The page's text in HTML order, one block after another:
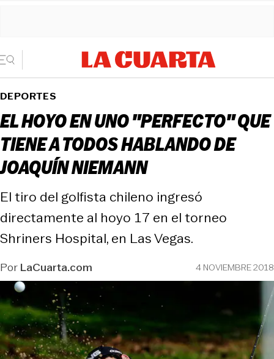
DEPORTES
EL HOYO EN UNO "PERFECTO" QUE
TIENE A TODOS HABLANDO DE
JOAQUÍN NIEMANN
El tiro del golfista chileno ingresó
directamente al hoyo 17 en el torneo
Shriners Hospital, en Las Vegas.
PorLaCuarta.com 4 NOVIEMBRE 2018